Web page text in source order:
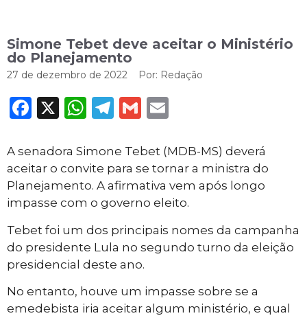
Simone Tebet deve aceitar o Ministério
do Planejamento
27 de dezembro de 2022 Por: Redação
Facebook
X WhatsApp
Telegram
Gmail
A senadora Simone Tebet (MDB-MS) deverá
aceitar o convite para se tornar a ministra do
Planejamento. A afirmativa vem após longo
impasse com o governo eleito.
Tebet foi um dos principais nomes da campanha
do presidente Lula no segundo turno da eleição
presidencial deste ano.
No entanto, houve um impasse sobre se a
emedebista iria aceitar algum ministério, e qual